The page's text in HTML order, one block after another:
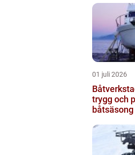
01 juli 2026
Båtverkstad så får du
trygg och
båtsäsong